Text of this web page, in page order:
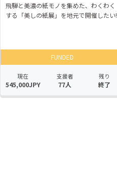
飛騨と美濃の紙モノを集めた、わくわく
する「美しの紙展」を地元で開催したい!
FUNDED
現在
545,000JPY
支援者
77人
残り
終了